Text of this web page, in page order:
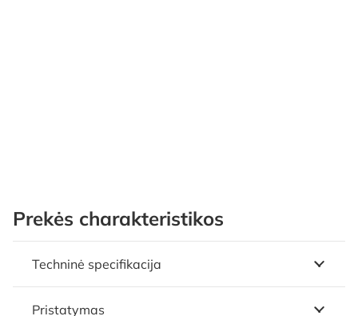
Prekės charakteristikos
Techninė specifikacija
Pristatymas